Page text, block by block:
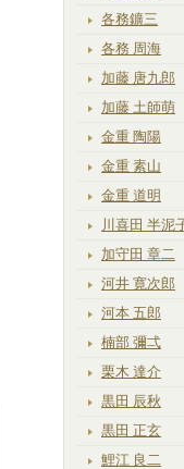
各務鑛三
各務 周海
加藤 唐九郎
加藤 土師萌
金重 陶陽
金重 素山
金重 道明
川喜田 半泥
加守田 章二
河井 寛次郎
河本 五郎
楠部 彌弌
栗木 達介
黒田 辰秋
黒田 正玄
鯉江 良二